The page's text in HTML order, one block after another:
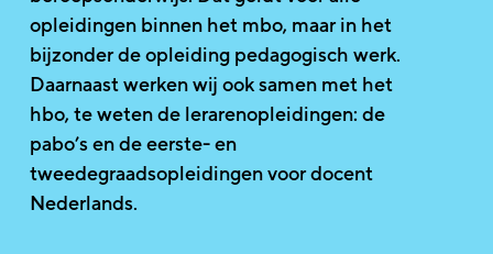
opleidingen binnen het mbo, maar in het
bijzonder de opleiding pedagogisch werk.
Daarnaast werken wij ook samen met het
hbo, te weten de lerarenopleidingen: de
pabo’s en de eerste- en
tweedegraadsopleidingen voor docent
Nederlands.